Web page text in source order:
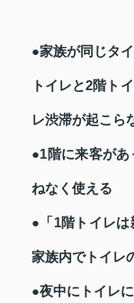
●家族が同じタ
トイレと2階ト
レ渋滞が起こら
●1階に来客が
ねなく使える
●「1階トイレ
家族内でトイレ
●夜中にトイレ